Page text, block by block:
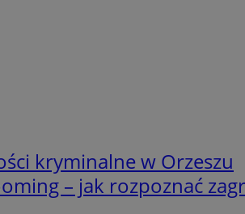
kryminalne w Orzeszu
– jak rozpoznać